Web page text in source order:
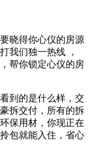
晓得你心仪的房源
我们独一热线 ，
帮你锁定心仪的房
到的是什么样，交
拆交付，所有的拆
保用材，你现正在
包就能入住，省心